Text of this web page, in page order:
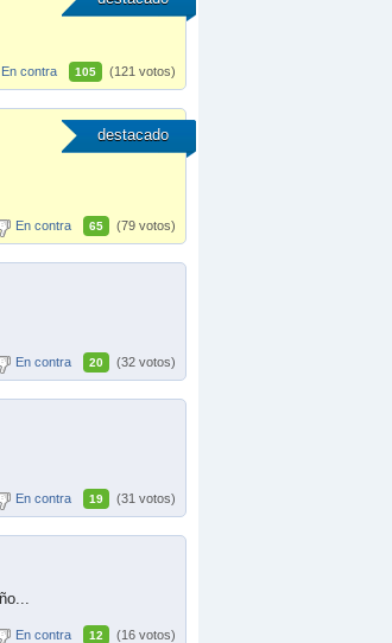
En contra 105 (121 votos)
destacado
En contra 65 (79 votos)
En contra 20 (32 votos)
En contra 19 (31 votos)
En contra 12 (16 votos)